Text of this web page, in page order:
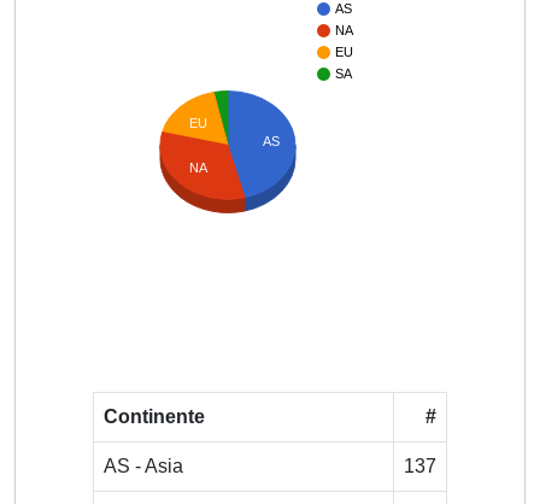
AS
NA
EU
SA
AS
EU
NA
Continente #
AS - Asia 137